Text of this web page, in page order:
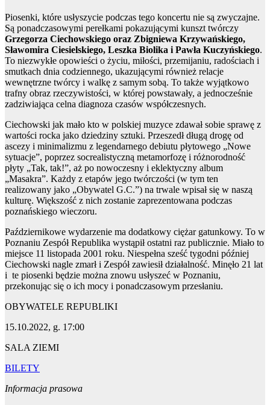
Piosenki, które usłyszycie podczas tego koncertu nie są zwyczajne.
Są ponadczasowymi perełkami pokazującymi kunszt twórczy
Grzegorza Ciechowskiego oraz Zbigniewa Krzywańskiego,
Sławomira Ciesielskiego, Leszka Biolika i Pawła Kuczyńskiego.
To niezwykłe opowieści o życiu, miłości, przemijaniu, radościach i
smutkach dnia codziennego, ukazującymi również relacje
wewnętrzne twórcy i walkę z samym sobą. To także wyjątkowo
trafny obraz rzeczywistości, w której powstawały, a jednocześnie
zadziwiająca celna diagnoza czasów współczesnych.
Ciechowski jak mało kto w polskiej muzyce zdawał sobie sprawę z
wartości rocka jako dziedziny sztuki. Przeszedł długą drogę od
ascezy i minimalizmu z legendarnego debiutu płytowego „Nowe
sytuacje”, poprzez socrealistyczną metamorfozę i różnorodność
płyty „Tak, tak!”, aż po nowoczesny i eklektyczny album
„Masakra”. Każdy z etapów jego twórczości (w tym ten
realizowany jako „Obywatel G.C.”) na trwale wpisał się w naszą
kulturę. Większość z nich zostanie zaprezentowana podczas
poznańskiego wieczoru.
Październikowe wydarzenie ma dodatkowy ciężar gatunkowy. To w
Poznaniu Zespół Republika wystąpił ostatni raz publicznie. Miało to
miejsce 11 listopada 2001 roku. Niespełna sześć tygodni później
Ciechowski nagle zmarł i Zespół zawiesił działalność. Minęło 21 lat
i te piosenki będzie można znowu usłyszeć w Poznaniu,
przekonując się o ich mocy i ponadczasowym przesłaniu.
OBYWATELE REPUBLIKI
15.10.2022, g. 17:00
SALA ZIEMI
BILETY
Informacja prasowa